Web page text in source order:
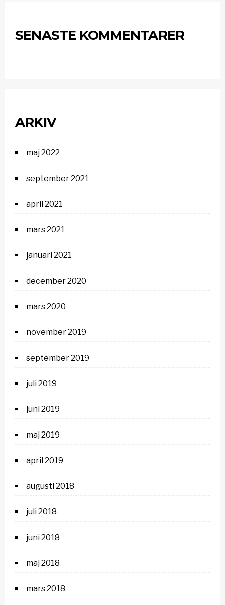
SENASTE KOMMENTARER
ARKIV
maj 2022
september 2021
april 2021
mars 2021
januari 2021
december 2020
mars 2020
november 2019
september 2019
juli 2019
juni 2019
maj 2019
april 2019
augusti 2018
juli 2018
juni 2018
maj 2018
mars 2018